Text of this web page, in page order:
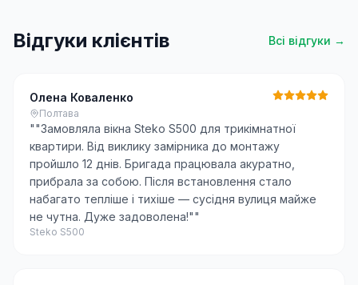
Відгуки клієнтів Всі відгуки →
Олена Коваленко
Полтава
""Замовляла вікна Steko S500 для трикімнатної
квартири. Від виклику замірника до монтажу
пройшло 12 днів. Бригада працювала акуратно,
прибрала за собою. Після встановлення стало
набагато тепліше і тихіше — сусідня вулиця майже
не чутна. Дуже задоволена!""
Steko S500